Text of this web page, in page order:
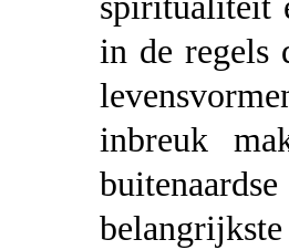
in de regels
inbreuk